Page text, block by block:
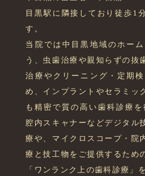
目黒駅に隣接しており徒歩1
す。
当院では中目黒地域のホー
う、虫歯治療や親知らずの抜
治療やクリーニング・定期
め、インプラントやセラミッ
も精密で質の高い歯科診療
腔内スキャナーなどデジタル
療や、マイクロスコープ・院
療と技工物をご提供するため
「ワンランク上の歯科診療」